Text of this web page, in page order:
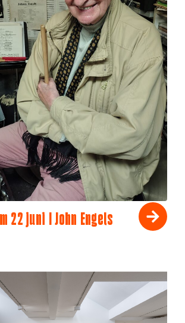
22 juni I John Engels